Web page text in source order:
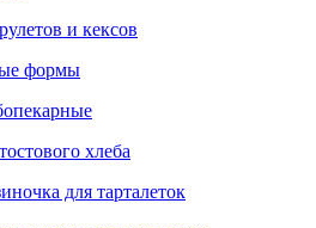
и кексов
формы
хлеба
для тарталеток